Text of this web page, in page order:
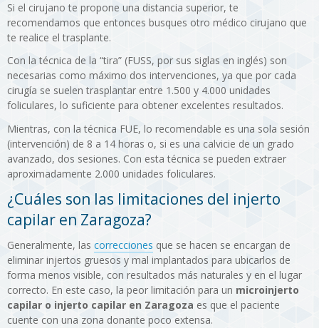
Si el cirujano te propone una distancia superior, te
recomendamos que entonces busques otro médico cirujano que
te realice el trasplante.
Con la técnica de la “tira” (FUSS, por sus siglas en inglés) son
necesarias como máximo dos intervenciones, ya que por cada
cirugía se suelen trasplantar entre 1.500 y 4.000 unidades
foliculares, lo suficiente para obtener excelentes resultados.
Mientras, con la técnica FUE, lo recomendable es una sola sesión
(intervención) de 8 a 14 horas o, si es una calvicie de un grado
avanzado, dos sesiones. Con esta técnica se pueden extraer
aproximadamente 2.000 unidades foliculares.
¿Cuáles son las limitaciones del injerto
capilar en Zaragoza?
Generalmente, las correcciones que se hacen se encargan de
eliminar injertos gruesos y mal implantados para ubicarlos de
forma menos visible, con resultados más naturales y en el lugar
correcto. En este caso, la peor limitación para un microinjerto
capilar o injerto capilar en Zaragoza es que el paciente
cuente con una zona donante poco extensa.